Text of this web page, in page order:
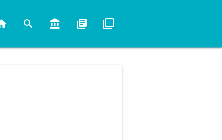
search account_balance library_books filter_none